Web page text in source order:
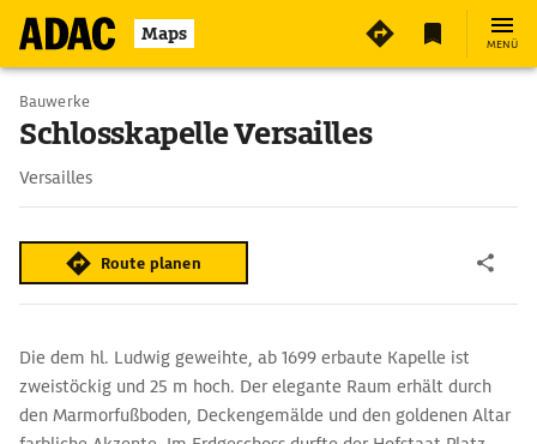
Maps MENÜ
Bauwerke
Schlosskapelle Versailles
Versailles
Route planen
Die dem hl. Ludwig geweihte, ab 1699 erbaute Kapelle ist
zweistöckig und 25 m hoch. Der elegante Raum erhält durch
den Marmorfußboden, Deckengemälde und den goldenen Altar